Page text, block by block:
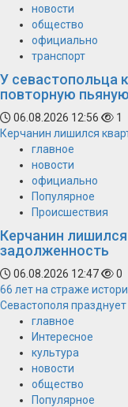
новости
общество
официально
транспорт
У севастопольца
повторную
06.08.2026 12:56
1
Керчанин лишился
главное
новости
официально
Популярное
Происшествия
Керчанин
задолженность
06.08.2026 12:47
0
66 лет на страже
Севастополя
главное
Интересное
культура
новости
общество
Популярное